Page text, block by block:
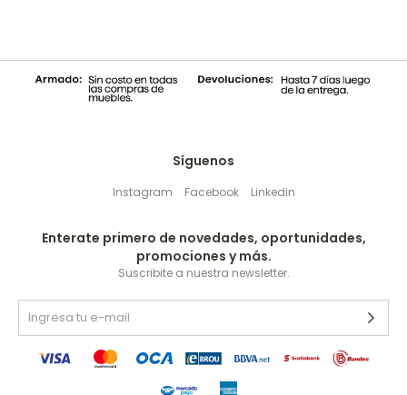
Síguenos
Instagram Facebook Linkedin
Enterate primero de novedades, oportunidades,
promociones y más.
Suscribite a nuestra newsletter.